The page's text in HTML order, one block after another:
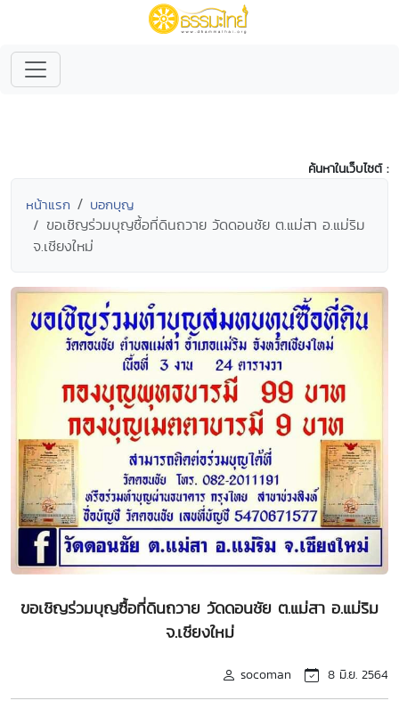
ค้นหาในเว็บไซต์ :
หน้าแรก บอกบุญ
ขอเชิญร่วมบุญซื้อที่ดินถวาย วัดดอนชัย ต.แม่สา อ.แม่ริม
จ.เชียงใหม่
ขอเชิญร่วมบุญซื้อที่ดินถวาย วัดดอนชัย ต.แม่สา อ.แม่ริม
จ.เชียงใหม่
socoman 8 มิ.ย. 2564